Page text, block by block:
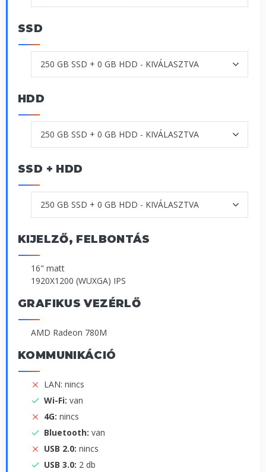
SSD
HDD
SSD + HDD
KIJELZŐ, FELBONTÁS
16" matt
1920X1200 (WUXGA) IPS
GRAFIKUS VEZÉRLŐ
AMD Radeon 780M
KOMMUNIKÁCIÓ
LAN: nincs
Wi-Fi: van
4G: nincs
Bluetooth: van
USB 2.0: nincs
USB 3.0: 2 db